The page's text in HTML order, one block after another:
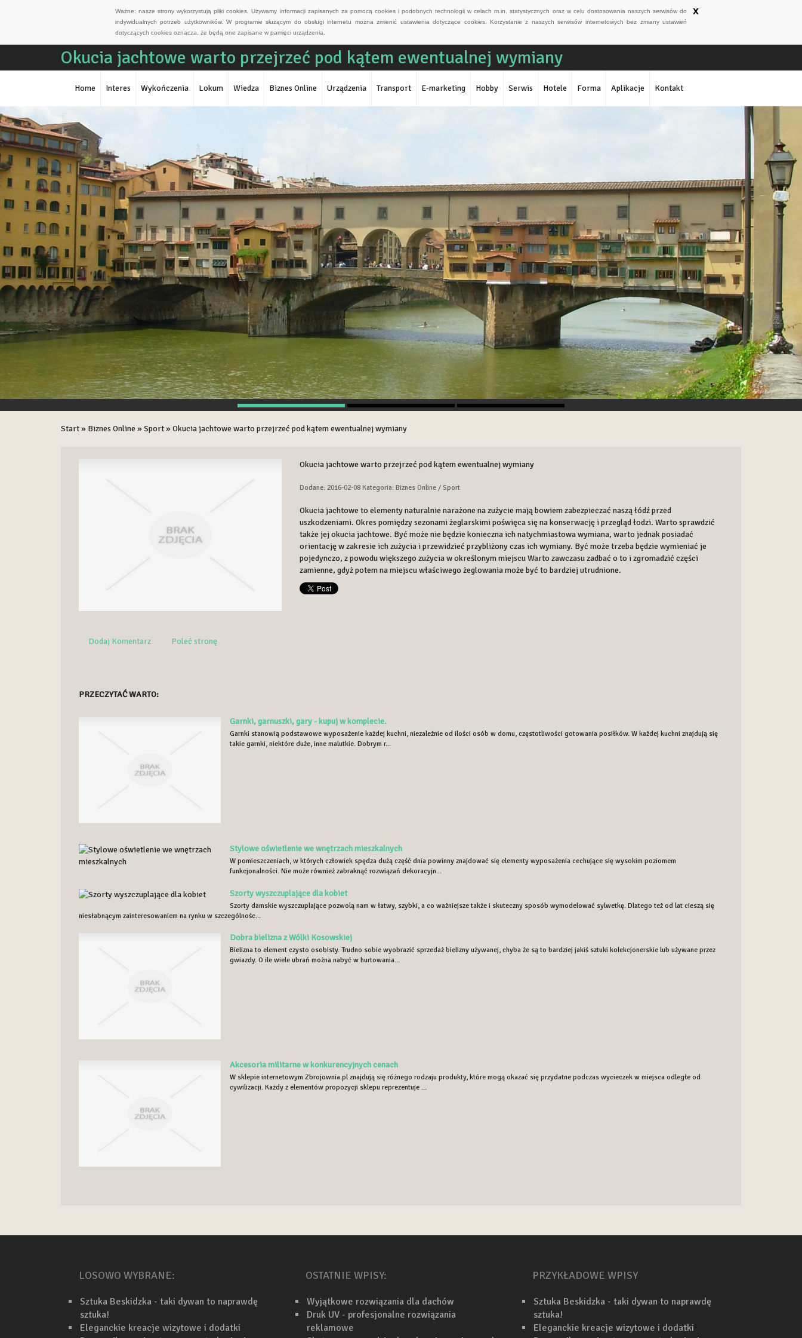
Ważne: nasze strony wykorzystują pliki cookies. Używamy informacji zapisanych za pomocą cookies i podobnych technologii w celach m.in. statystycznych oraz w celu dostosowania naszych serwisów do
indywidualnych potrzeb użytkowników. W programie służącym do obsługi internetu można zmienić ustawienia dotyczące cookies. Korzystanie z naszych serwisów internetowych bez zmiany ustawień
dotyczących cookies oznacza, że będą one zapisane w pamięci urządzenia.
x
Okucia jachtowe warto przejrzeć pod kątem ewentualnej wymiany
Home Interes Wykończenia Lokum Wiedza Biznes Online Urządzenia Transport E-marketing Hobby Serwis Hotele Forma Aplikacje Kontakt
Start» Biznes Online »Sport»Okucia jachtowe warto przejrzeć pod kątem ewentualnej wymiany
Okucia jachtowe warto przejrzeć pod kątem ewentualnej wymiany
Dodane: 2016-02-08 Kategoria: Biznes Online / Sport
Okucia jachtowe to elementy naturalnie narażone na zużycie mają bowiem zabezpieczać naszą łódź przed
uszkodzeniami. Okres pomiędzy sezonami żeglarskimi poświęca się na konserwację i przegląd łodzi. Warto sprawdzić
także jej okucia jachtowe. Być może nie będzie konieczna ich natychmiastowa wymiana, warto jednak posiadać
orientację w zakresie ich zużycia i przewidzieć przybliżony czas ich wymiany. Być może trzeba będzie wymieniać je
pojedynczo, z powodu większego zużycia w określonym miejscu Warto zawczasu zadbać o to i zgromadzić części
zamienne, gdyż potem na miejscu właściwego żeglowania może być to bardziej utrudnione.
Dodaj Komentarz Poleć stronę
PRZECZYTAĆ WARTO:
Garnki, garnuszki, gary - kupuj w komplecie.
Garnki stanowią podstawowe wyposażenie każdej kuchni, niezależnie od ilości osób w domu, częstotliwości gotowania posiłków. W każdej kuchni znajdują się
takie garnki, niektóre duże, inne malutkie. Dobrym r...
Stylowe oświetlenie we wnętrzach mieszkalnych
W pomieszczeniach, w których człowiek spędza dużą część dnia powinny znajdować się elementy wyposażenia cechujące się wysokim poziomem
funkcjonalności. Nie może również zabraknąć rozwiązań dekoracyjn...
Szorty wyszczuplające dla kobiet
Szorty damskie wyszczuplające pozwolą nam w łatwy, szybki, a co ważniejsze także i skuteczny sposób wymodelować sylwetkę. Dlatego też od lat cieszą się
niesłabnącym zainteresowaniem na rynku w szczególnośc...
Dobra bielizna z Wólki Kosowskiej
Bielizna to element czysto osobisty. Trudno sobie wyobrazić sprzedaż bielizny używanej, chyba że są to bardziej jakiś sztuki kolekcjonerskie lub używane przez
gwiazdy. O ile wiele ubrań można nabyć w hurtowania...
Akcesoria militarne w konkurencyjnych cenach
W sklepie internetowym Zbrojownia.pl znajdują się różnego rodzaju produkty, które mogą okazać się przydatne podczas wycieczek w miejsca odległe od
cywilizacji. Każdy z elementów propozycji sklepu reprezentuje ...
LOSOWO WYBRANE:
Sztuka Beskidzka - taki dywan to naprawdę
sztuka!
Eleganckie kreacje wizytowe i dodatki
OSTATNIE WPISY:
Wyjątkowe rozwiązania dla dachów
Druk UV - profesjonalne rozwiązania
reklamowe
PRZYKŁADOWE WPISY
Sztuka Beskidzka - taki dywan to naprawdę
sztuka!
Eleganckie kreacje wizytowe i dodatki